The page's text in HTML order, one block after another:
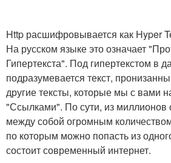
Http расшифровывается как Hyper
На русском языке это означает
Гипертекста". Под гипертекстом в
подразумевается текст,
другие тексты, которые мы с вами
"Ссылками". По сути, из миллионов
между собой огромным
по которым можно попасть из
состоит современный интернет.